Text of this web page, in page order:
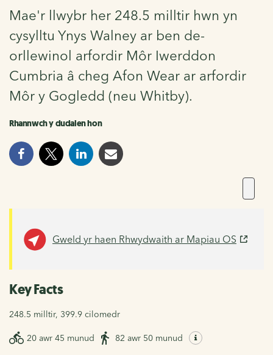
Mae'r llwybr her 248.5 milltir hwn yn
cysylltu Ynys Walney ar ben de-
orllewinol arfordir Môr Iwerddon
Cumbria â cheg Afon Wear ar arfordir
Môr y Gogledd (neu Whitby).
Rhannwch y dudalen hon
Gweld yr haen Rhwydwaith ar Mapiau OS
Key Facts
248.5 milltir, 399.9 cilomedr
20 awr 45 munud 82 awr 50 munud